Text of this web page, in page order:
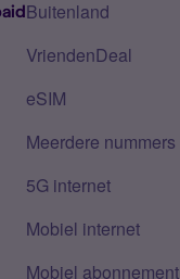
Buitenland
VriendenDeal
eSIM
Meerdere nummers
5G internet
Mobiel internet
Mobiel abonnement